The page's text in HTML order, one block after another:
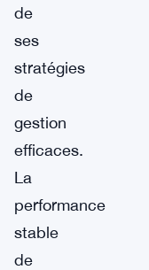
de
ses
stratégies
de
gestion
efficaces.
La
performance
stable
de